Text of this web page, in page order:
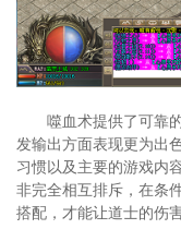
噬血术提供了可靠
发输出方面表现更为出
习惯以及主要的游戏内
非完全相互排斥，在条
搭配，才能让道士的伤